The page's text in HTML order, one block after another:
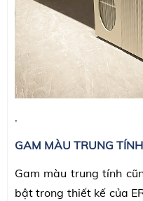
.
GAM MÀU TRUNG
Gam màu trung tính
bật trong thiết kế của